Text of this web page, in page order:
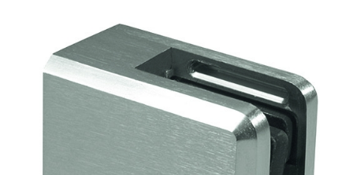
DEMANDE DE DEVIS
SUIVI DE DEVIS
SUIVI DE COMMANDE
TOUS LES TARIFS AU M2